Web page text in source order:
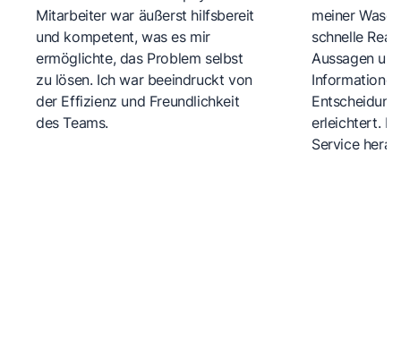
Mitarbeiter war äußerst hilfsbereit
und kompetent, was es mir
ermöglichte, das Problem selbst
zu lösen. Ich war beeindruckt von
der Effizienz und Freundlichkeit
des Teams.
meiner
schnelle
Aussagen
erleichtert.
Service